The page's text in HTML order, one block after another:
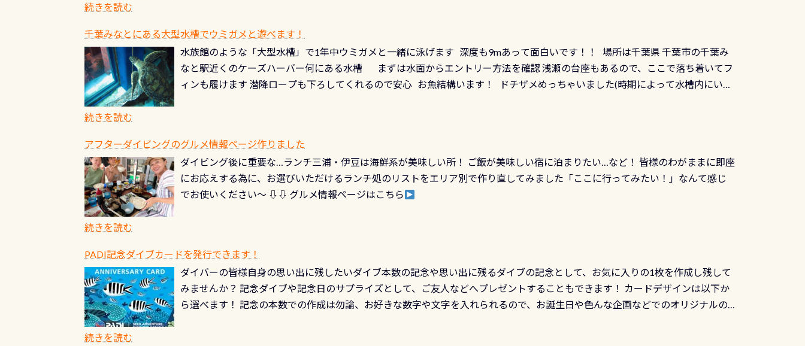
ダウンカレントが発生している箇所などもあり、なかなか海では見られない光景です 透明度の良い川を数百メートルドリフトす
る(流される)のは快感です！ 特別天然記念物「オオサンショウウオ」が見れる 長良川ダイビング最大の見どころがこの特別天然
記念物の「オオサンショウウオ」です 大きなものでは体長1mを超える世界最大の両生類です個体数が少なくかなり貴重な生物で
すが、ここ長良川ではかなりの確立で見ることが出来ます特別天然記念物と言えば他には「 続きを読む
終営業日までの発行分 【注意事項】※ PADI Freediver、Mermaid、EFR、TECなど特別プログラムの専用カードが発行されるもの
やオリジナルカード対象のディスティンクティブ・スペシャルティ、AWAREデザインカードを申し込みの方は対象外となりま
す。 ※ 2026年12月の認定でも、2027年1月以降に発行されるカードは通常デザインとなります ダイビングは、始めた「年」も
思い出になる ダイビングを始めるきっかけは人それぞれ。でも、「いつ始めたか」は、あとから振り返ると大切な思い出になり
も、ワクワクが続く60周年限定企画です。コースを修了されたら、ぜひ参加してみてくださいね 毎月60名様、年間720名様に
PADIグッズが当たるチャンス 受講したPADIダイブセンター／リゾートが用意したオリジナル景品が当たることも！ PADIデジタ
ルくじに参加する
続きを読む
千葉みなとにある大型水槽でウミガメと遊べます！
水族館のような「大型水槽」で1年中ウミガメと一緒に泳げます 深度も9mあって面白いです！！ 場所は千葉県 千葉市の千葉み
なと駅近くのケーズハーバー何にある水槽 まずは水面からエントリー方法を確認 浅瀬の台座もあるので、ここで落ち着いてフ
ィンも履けます 潜降ロープも下ろしてくれるので安心 お魚結構います！ ドチザメめっちゃいました(時期によって水槽内にいる
楽しみ頂けます 反対側の窓からも見ることが出来るので、付き添いの方とも記念撮影も出来ますよ スキンダイビングでも参加
できます！ かなり楽しめます是非ご参加ください！ 写真撮影の練習や、4時間たっぷり利用出来るので、普通に中性浮力の練習
にもなりますヨ 料金等、詳しくは 詳細はこちら
続きを読む
アフターダイビングのグルメ情報ページ作りました
ダイビング後に重要な…ランチ三浦・伊豆は海鮮系が美味しい所！ ご飯が美味しい宿に泊まりたい…など！ 皆様のわがままに即座
にお応えする為に、お選びいただけるランチ処のリストをエリア別で作り直してみました「ここに行ってみたい！」なんて感じ
でお使いください～ ⇩⇩ グルメ情報ページはこちら
続きを読む
PADI記念ダイブカードを発行できます！
ダイバーの皆様自身の思い出に残したいダイブ本数の記念や思い出に残るダイブの記念として、お気に入りの1枚を作成し残して
みませんか？ 記念ダイブや記念日のサプライズとして、ご友人などへプレゼントすることもできます！ カードデザインは以下か
ら選べます！ 記念の本数での作成は勿論、お好きな数字や文字を入れられるので、お誕生日や色んな企画などでのオリジナルの
続きを読む